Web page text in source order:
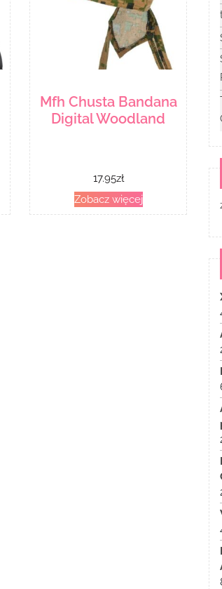
Mfh Chusta Bandana
Digital Woodland
17.95zł
Zobacz więcej